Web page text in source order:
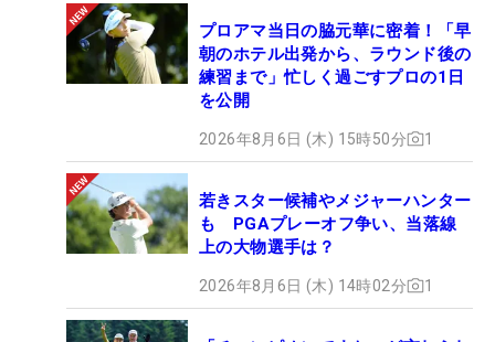
プロアマ当日の脇元華に密着！「早
朝のホテル出発から、ラウンド後の
練習まで」忙しく過ごすプロの1日
を公開
2026年8月6日 (木) 15時50分 1
若きスター候補やメジャーハンター
も PGAプレーオフ争い、当落線
上の大物選手は？
2026年8月6日 (木) 14時02分 1